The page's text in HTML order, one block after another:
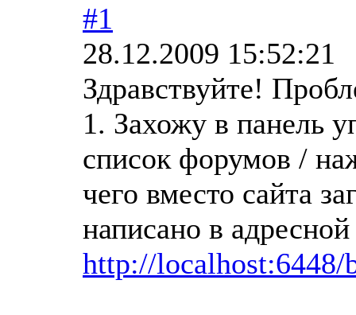
#1
28.12.2009 15:52:21
Здравствуйте!
1. Захожу в панель
список форумов /
чего вместо сайта
написано в
http://